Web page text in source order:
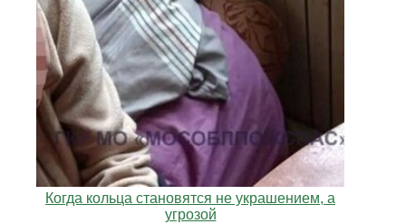
Когда кольца становятся не украшением, а
угрозой